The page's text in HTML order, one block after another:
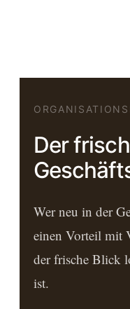
Der
Wer neu in der
einen Vorteil mit
der frische Blick
ist.